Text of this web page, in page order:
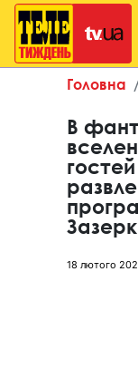
Головна
В
18 лютого